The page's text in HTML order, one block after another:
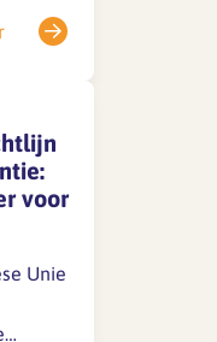
delen,
op de
voor
Unie